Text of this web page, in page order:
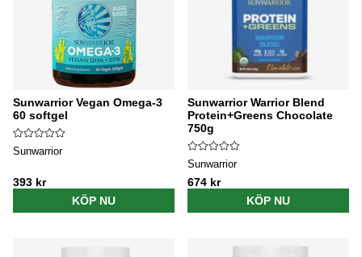
Sunwarrior Vegan Omega-3
60 softgel
Sunwarrior
393 kr
KÖP NU
Sunwarrior Warrior Blend
Protein+Greens Chocolate
750g
Sunwarrior
674 kr
KÖP NU